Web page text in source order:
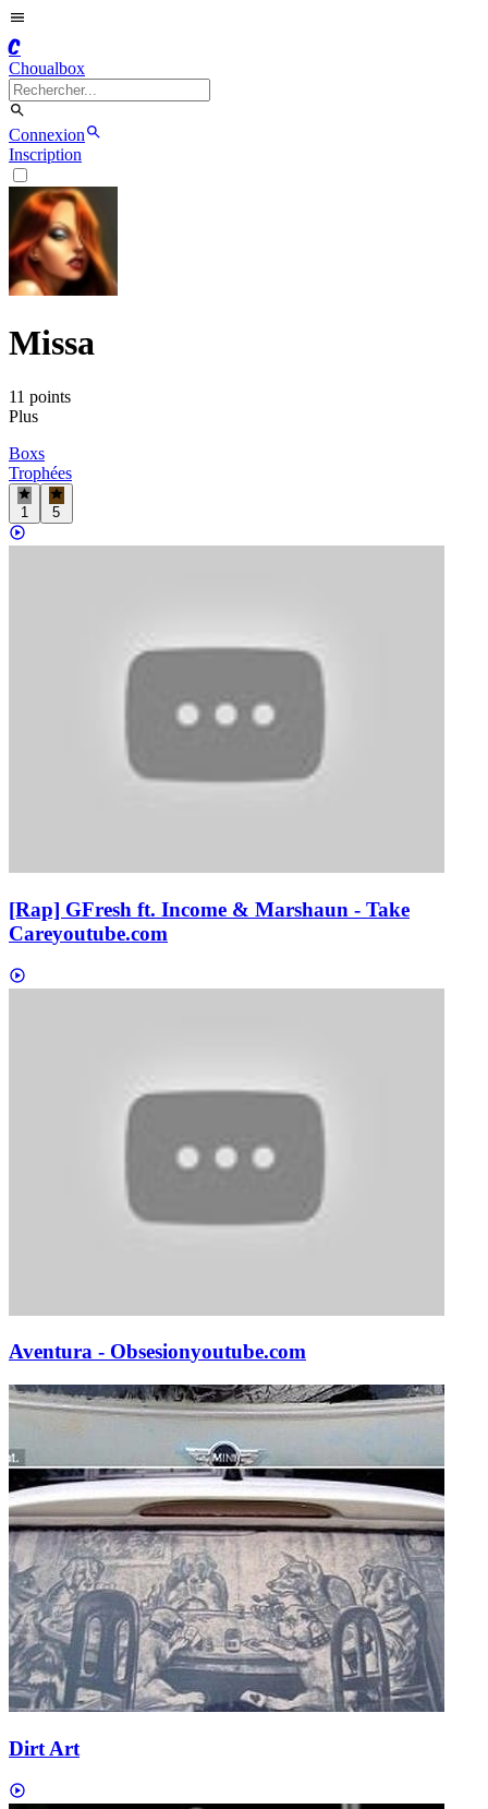
C
Choualbox
Connexion
Inscription
Missa
11 points
Plus
Boxs
Trophées
1 5
[Rap] GFresh ft. Income & Marshaun - Take
Careyoutube.com
Aventura - Obsesionyoutube.com
Dirt Art